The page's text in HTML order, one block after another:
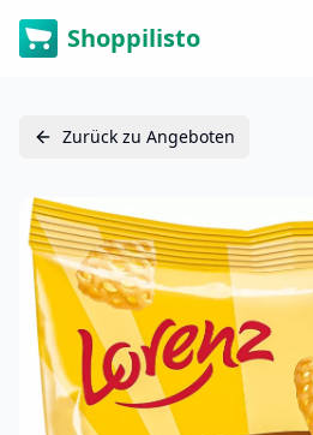
Shoppilisto
Zurück zu Angeboten